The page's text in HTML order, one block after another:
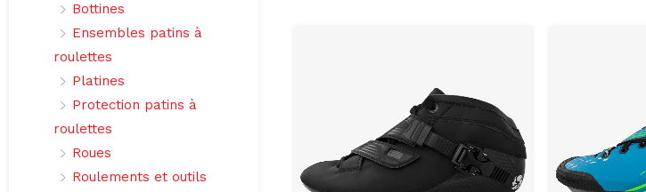
Bottines
Ensembles patins à
roulettes
Platines
Protection patins à
roulettes
Roues
Roulements et outils
plusieurs
variations.
Les
options